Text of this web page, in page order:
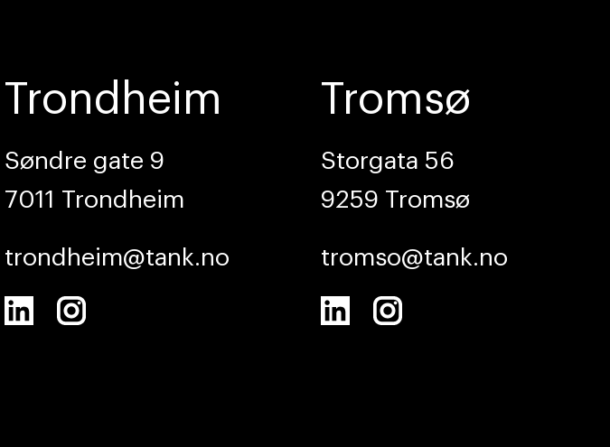
Trondheim
Søndre gate 9
7011 Trondheim
trondheim@tank.no
Tromsø
Storgata 56
9259 Tromsø
tromso@tank.no